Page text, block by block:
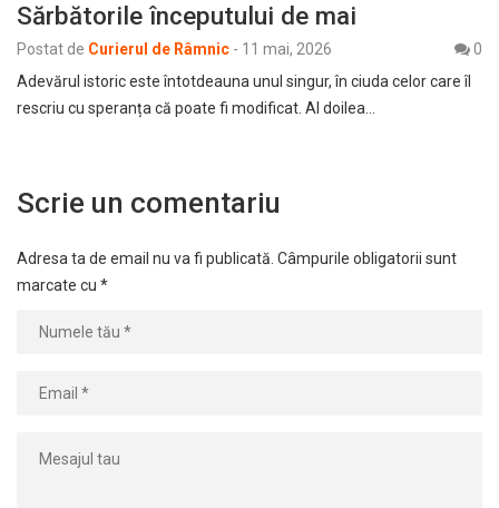
Sărbătorile începutului de mai
Postat de Curierul de Râmnic - 11 mai, 2026
0
Adevărul istoric este întotdeauna unul singur, în ciuda celor care îl
rescriu cu speranța că poate fi modificat. Al doilea…
Scrie un comentariu
Adresa ta de email nu va fi publicată. Câmpurile obligatorii sunt
marcate cu *